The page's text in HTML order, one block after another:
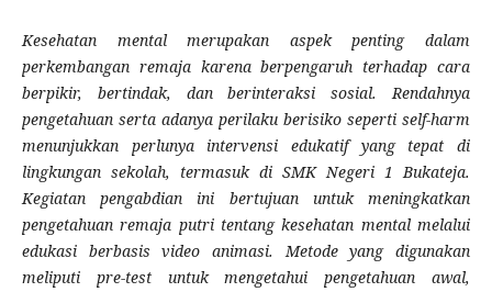
Kesehatan mental merupakan aspek penting dalam
perkembangan remaja karena berpengaruh terhadap cara
berpikir, bertindak, dan berinteraksi sosial. Rendahnya
pengetahuan serta adanya perilaku berisiko seperti self-harm
menunjukkan perlunya intervensi edukatif yang tepat di
lingkungan sekolah, termasuk di SMK Negeri 1 Bukateja.
Kegiatan pengabdian ini bertujuan untuk meningkatkan
pengetahuan remaja putri tentang kesehatan mental melalui
edukasi berbasis video animasi. Metode yang digunakan
meliputi pre-test untuk mengetahui pengetahuan awal,